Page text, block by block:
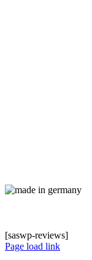
[saswp-reviews]
Page load link